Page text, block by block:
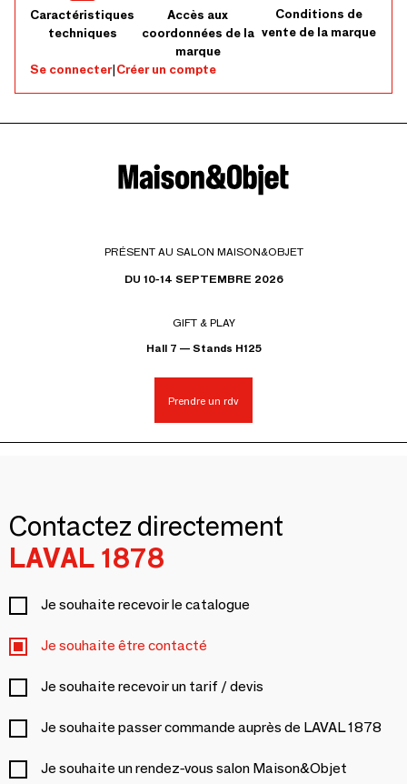
Caractéristiques
techniques
Accès aux
coordonnées de la
marque
Conditions de
vente de la marque
Se connecter|Créer un compte
PRÉSENT AU SALON MAISON&OBJET
DU 10-14 SEPTEMBRE 2026
GIFT & PLAY
Hall 7 — Stands H125
Prendre un rdv
Contactez directement
LAVAL 1878
Je souhaite recevoir le catalogue
Je souhaite être contacté
Je souhaite recevoir un tarif / devis
Je souhaite passer commande auprès de LAVAL 1878
Je souhaite un rendez-vous salon Maison&Objet